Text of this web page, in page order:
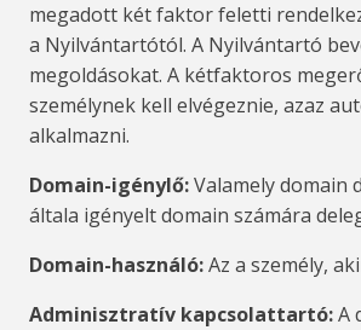
megadott két faktor feletti
a Nyilvántartótól. A Nyilvántartó
megoldásokat. A kétfaktoros
személynek kell elvégeznie, azaz
alkalmazni.
Domain-igénylő: Valamely domain
általa igényelt domain számára
Domain-használó: Az a személy,
Adminisztratív kapcsolattartó: A